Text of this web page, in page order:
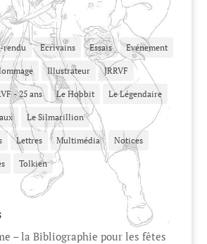
rendu Ecrivains Essais Evénement
Illustrateur JRRVF
- 25 ans Le Hobbit Le Légendaire
Le Silmarillion
Lettres Multimédia Notices
Tolkien
– la Bibliographie pour les fêtes